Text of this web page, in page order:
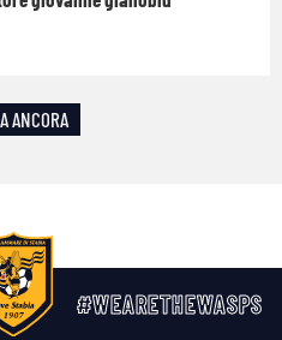
ANCORA
#WEARETHEWASPS